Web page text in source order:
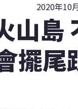
2020年10
山島
擺尾